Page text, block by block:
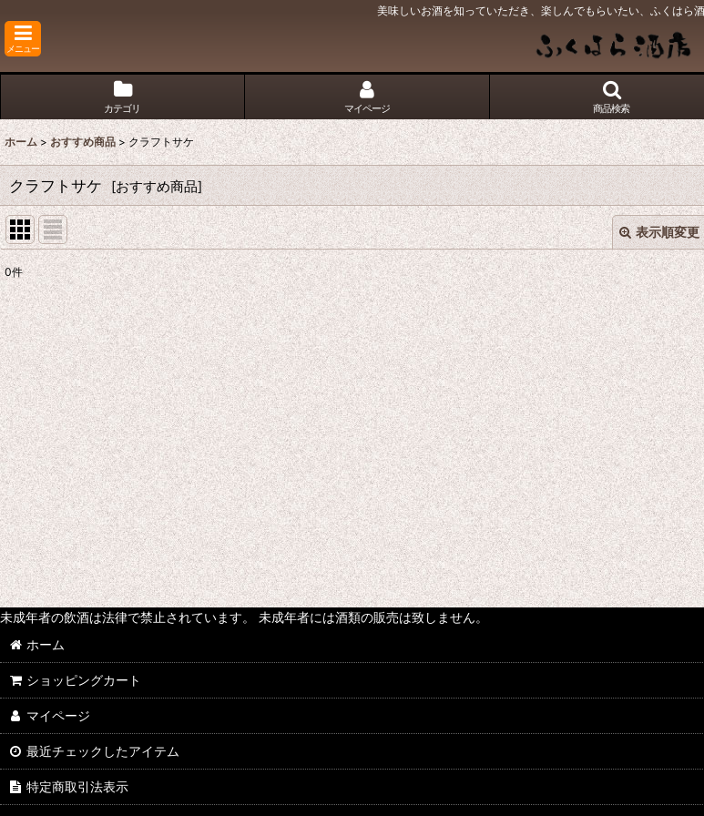
美味しいお酒を知っていただき、楽しんでもらいたい、ふくはら
メニュー
カテゴリ マイページ 商品検索
ホーム > おすすめ商品 > クラフトサケ
クラフトサケ [おすすめ商品]
表示順変更
表示数:
並び順:
絞り込む
0件
未成年者の飲酒は法律で禁止されています。 未成年者には酒類の販売は致しません。
ホーム
ショッピングカート
マイページ
最近チェックしたアイテム
特定商取引法表示